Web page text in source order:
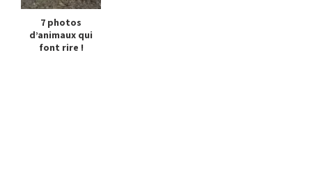
7 photos
d’animaux qui
font rire !